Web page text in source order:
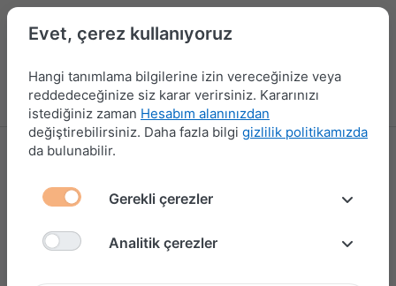
Menü Kampanyalar Yeni Ürünler Giriş yap
YENİLER
Filtrele ve Sırala
Evet, çerez kullanıyoruz
Hangi tanımlama bilgilerine izin vereceğinize veya
reddedeceğinize siz karar verirsiniz. Kararınızı
istediğiniz zaman Hesabım alanınızdan
değiştirebilirsiniz. Daha fazla bilgi gizlilik politikamızda
da bulunabilir.
Gerekli çerezler
Analitik çerezler